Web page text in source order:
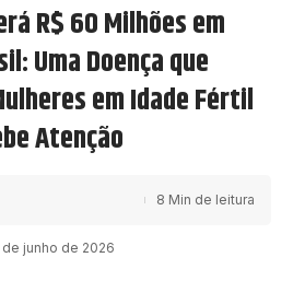
R$ 60 Milhões em
Uma Doença que
em Idade Fértil
Atenção
de junho de 2026
8 Min de leitura